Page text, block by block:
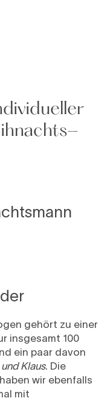
gehört zu einer
insgesamt 100
ein paar davon
Klaus. Die
wir ebenfalls
mit